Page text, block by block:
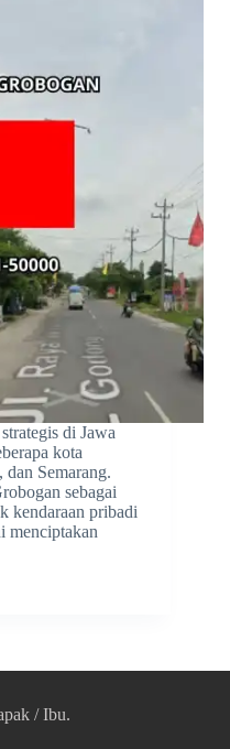
di Jawa
kota
Semarang.
sebagai
kendaraan pribadi
menciptakan
/ Ibu.